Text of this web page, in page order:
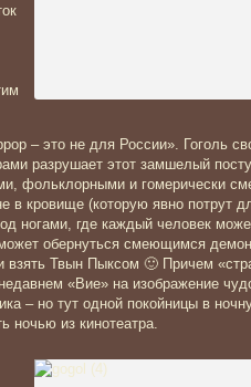
– это не для России». Гоголь
разрушает этот замшелый
фольклорными и гомерически
в кровище (которую явно потрут
ногами, где каждый человек
обернуться смеющимся
взять Твын Пыксом 🙂 Причем
«Вие» на изображение
– но тут одной покойницы в
ночью из кинотеатра.